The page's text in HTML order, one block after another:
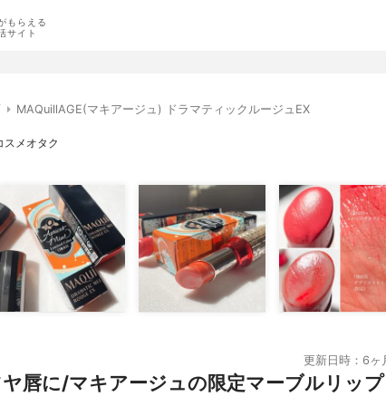
もらえる
サイト
MAQuillAGE(マキアージュ) ドラマティックルージュEX
スメオタク
更新日時：6ヶ
唇に/マキアージュの限定マーブルリップ